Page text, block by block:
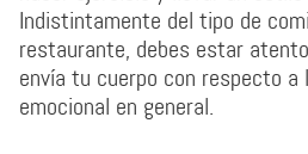
Indistintamente del tipo de
restaurante, debes estar
envía tu cuerpo con respecto
emocional en general.